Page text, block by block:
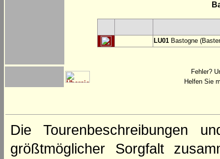
LU01 Bastogne
Fehler?
Helfen Sie
Die Tourenbeschreibungen
größtmöglicher Sorgfalt